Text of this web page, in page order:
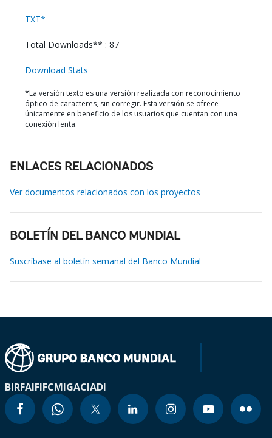
TXT*
Total Downloads** : 87
Download Stats
*La versión texto es una versión realizada con reconocimiento
óptico de caracteres, sin corregir. Esta versión se ofrece
únicamente en beneficio de los usuarios que cuentan con una
conexión lenta.
ENLACES RELACIONADOS
Ver documentos relacionados con los proyectos
BOLETÍN DEL BANCO MUNDIAL
Suscríbase al boletín semanal del Banco Mundial
BIRFAIFIFCMIGACIADI